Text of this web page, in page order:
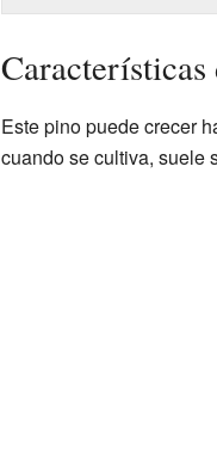
Características
Este pino puede crecer
cuando se cultiva, suele